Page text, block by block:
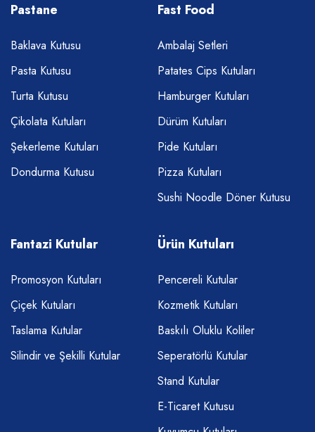
Pastane
Baklava Kutusu
Pasta Kutusu
Turta Kutusu
Çikolata Kutuları
Şekerleme Kutuları
Dondurma Kutusu
Fast Food
Ambalaj Setleri
Patates Cips Kutuları
Hamburger Kutuları
Dürüm Kutuları
Pide Kutuları
Pizza Kutuları
Sushi Noodle Döner Kutusu
Fantazi Kutular
Promosyon Kutuları
Çiçek Kutuları
Taslama Kutular
Silindir ve Şekilli Kutular
Ürün Kutuları
Pencereli Kutular
Kozmetik Kutuları
Baskılı Oluklu Koliler
Seperatörlü Kutular
Stand Kutular
E-Ticaret Kutusu